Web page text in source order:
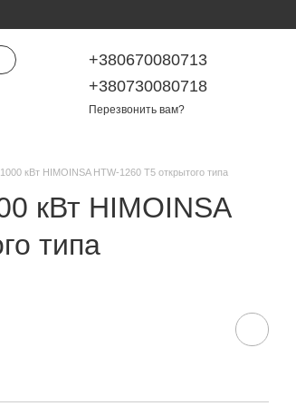
+380670080713
+380730080718
Перезвонить вам?
кВт HIMOINSA HTW-1260 T5 открытого типа
кВт HIMOINSA
типа